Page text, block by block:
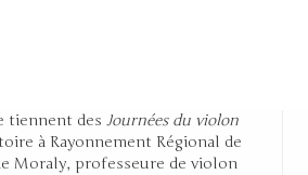
tiennent des Journées du violon
à Rayonnement Régional de
Moraly, professeure de violon